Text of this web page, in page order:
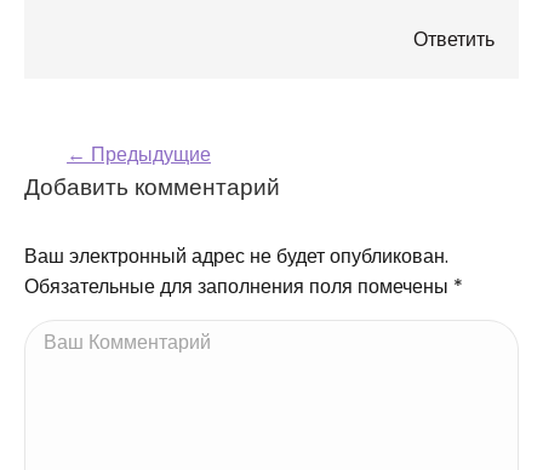
Ответить
Навигация по
комментариям
← Предыдущие
Добавить комментарий
Ваш электронный адрес не будет опубликован.
Обязательные для заполнения поля помечены *
Ваш Комментарий